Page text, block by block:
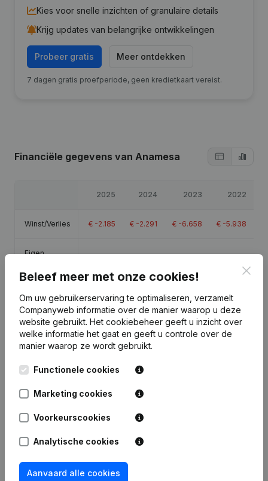
Kies voor snelle inzichten of granulaire details
Krijg updates van belangrijke ontwikkelingen
Probeer gratis Meer ontdekken
7 dagen gratis proefperiode, geen kredietkaart vereist.
Financiële gegevens van Anamesa
2025 2024 2023 2022
Winst/Verlies € -2.185 € -2.291 € -6.658 € -5.938
Eigen
Publicaties
Datum Publicatie
Rechtspersoon, Opening Bijkantoor,
enz...)
Beleef meer met onze cookies!
Om uw gebruikerservaring te optimaliseren, verzamelt
Companyweb informatie over de manier waarop u deze
website gebruikt. Het cookiebeheer geeft u inzicht over
welke informatie het gaat en geeft u controle over de
manier waarop ze wordt gebruikt.
Functionele cookies
Marketing cookies
Voorkeurscookies
Analytische cookies
Aanvaard alle cookies